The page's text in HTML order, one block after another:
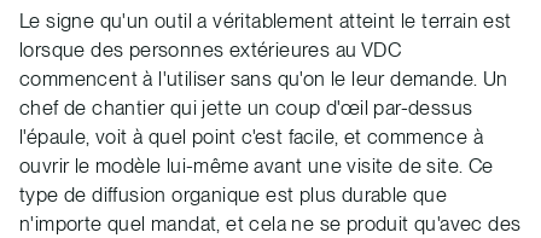
Le signe qu'un outil a véritablement atteint le terrain est
lorsque des personnes extérieures au VDC
commencent à l'utiliser sans qu'on le leur demande. Un
chef de chantier qui jette un coup d'œil par-dessus
l'épaule, voit à quel point c'est facile, et commence à
ouvrir le modèle lui-même avant une visite de site. Ce
type de diffusion organique est plus durable que
n'importe quel mandat, et cela ne se produit qu'avec des